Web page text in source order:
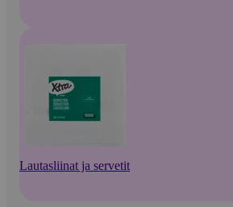
Lautasliinat ja servetit